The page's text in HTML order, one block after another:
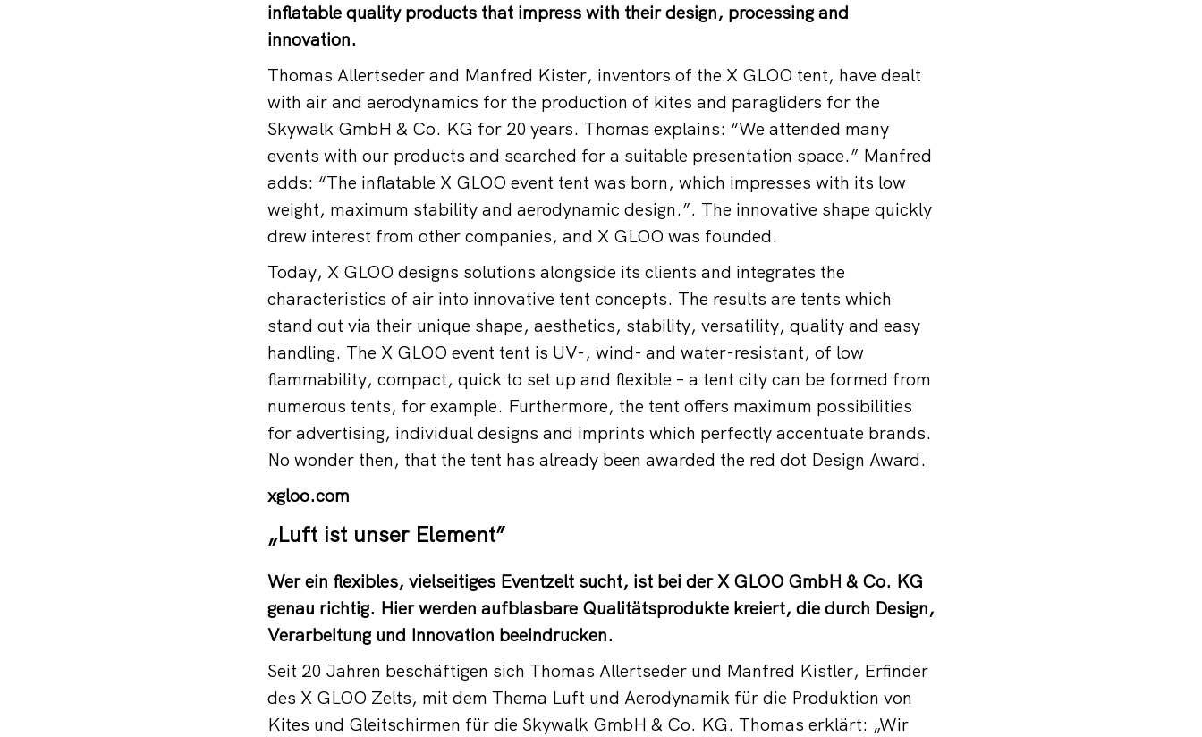
inflatable quality products that impress with their design, processing and
innovation.
Thomas Allertseder and Manfred Kister, inventors of the X GLOO tent, have dealt
with air and aerodynamics for the production of kites and paragliders for the
Skywalk GmbH & Co. KG for 20 years. Thomas explains: “We attended many
events with our products and searched for a suitable presentation space.” Manfred
adds: “The inflatable X GLOO event tent was born, which impresses with its low
weight, maximum stability and aerodynamic design.”. The innovative shape quickly
drew interest from other companies, and X GLOO was founded.
Today, X GLOO designs solutions alongside its clients and integrates the
characteristics of air into innovative tent concepts. The results are tents which
stand out via their unique shape, aesthetics, stability, versatility, quality and easy
handling. The X GLOO event tent is UV-, wind- and water-resistant, of low
flammability, compact, quick to set up and flexible – a tent city can be formed from
numerous tents, for example. Furthermore, the tent offers maximum possibilities
for advertising, individual designs and imprints which perfectly accentuate brands.
No wonder then, that the tent has already been awarded the red dot Design Award.
xgloo.com
„Luft ist unser Element”
Wer ein flexibles, vielseitiges Eventzelt sucht, ist bei der X GLOO GmbH & Co. KG
genau richtig. Hier werden aufblasbare Qualitätsprodukte kreiert, die durch Design,
Verarbeitung und Innovation beeindrucken.
Seit 20 Jahren beschäftigen sich Thomas Allertseder und Manfred Kistler, Erfinder
des X GLOO Zelts, mit dem Thema Luft und Aerodynamik für die Produktion von
Kites und Gleitschirmen für die Skywalk GmbH & Co. KG. Thomas erklärt: „Wir